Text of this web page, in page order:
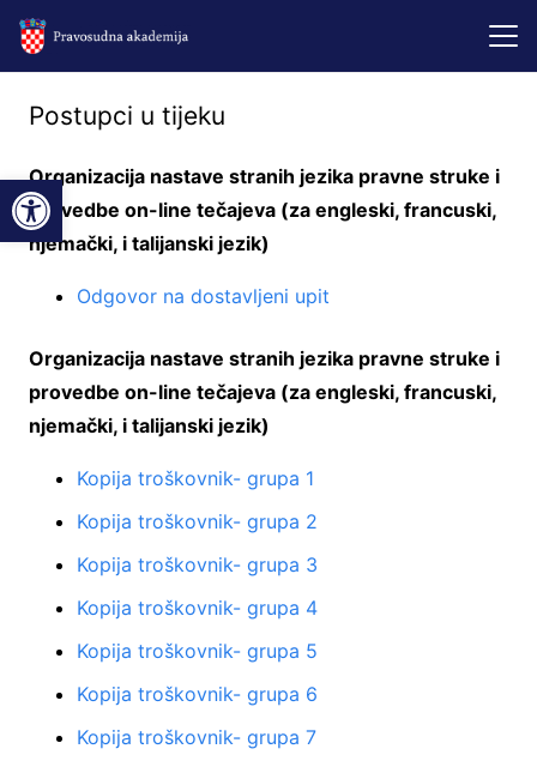
Open toolbar
Postupci u tijeku
Organizacija nastave stranih jezika pravne struke i
provedbe on-line tečajeva (za engleski, francuski,
njemački, i talijanski jezik)
Odgovor na dostavljeni upit
Organizacija nastave stranih jezika pravne struke i
provedbe on-line tečajeva (za engleski, francuski,
njemački, i talijanski jezik)
Kopija troškovnik- grupa 1
Kopija troškovnik- grupa 2
Kopija troškovnik- grupa 3
Kopija troškovnik- grupa 4
Kopija troškovnik- grupa 5
Kopija troškovnik- grupa 6
Kopija troškovnik- grupa 7